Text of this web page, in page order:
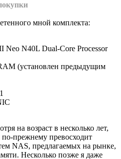
мной комплекта:
Neo N40L Dual-Core Processor
(установлен предыдущим
на возраст в несколько лет,
по-прежнему превосходит
NAS, предлагаемых на рынке,
Несколько позже я даже